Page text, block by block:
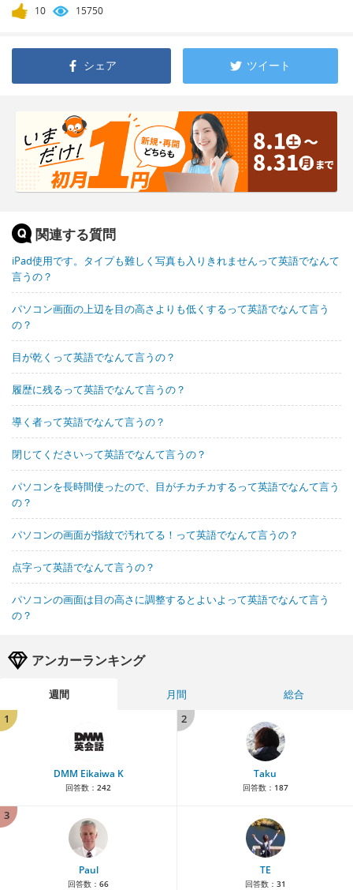
10 15750
シェア ツイート
関連する質問
iPad使用です。タイプも難しく写真も入りきれませんって英語でなんて
言うの？
パソコン画面の上辺を目の高さよりも低くするって英語でなんて言う
の？
目が乾くって英語でなんて言うの？
履歴に残るって英語でなんて言うの？
導く者って英語でなんて言うの？
閉じてくださいって英語でなんて言うの？
パソコンを長時間使ったので、目がチカチカするって英語でなんて言う
の？
パソコンの画面が指紋で汚れてる！って英語でなんて言うの？
点字って英語でなんて言うの？
パソコンの画面は目の高さに調整するとよいよって英語でなんて言う
の？
アンカーランキング
週間 月間
総合
1
DMM Eikaiwa K
回答数： 242
2
Taku
回答数： 187
3
Paul
回答数： 66
TE
回答数： 31